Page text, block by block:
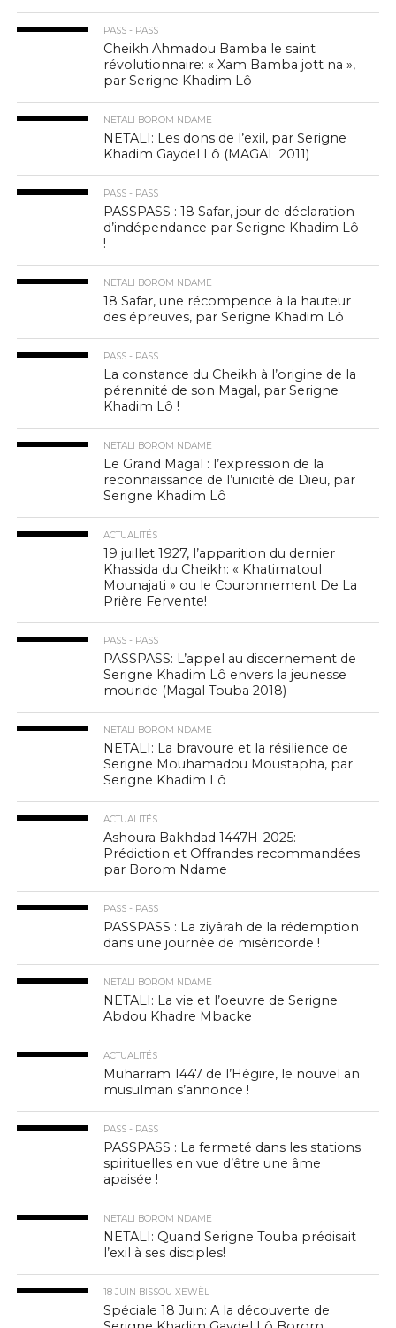
PASS - PASS
Cheikh Ahmadou Bamba le saint
révolutionnaire: « Xam Bamba jott na »,
par Serigne Khadim Lô
NETALI BOROM NDAME
NETALI: Les dons de l’exil, par Serigne
Khadim Gaydel Lô (MAGAL 2011)
PASS - PASS
PASSPASS : 18 Safar, jour de déclaration
d’indépendance par Serigne Khadim Lô
!
NETALI BOROM NDAME
18 Safar, une récompence à la hauteur
des épreuves, par Serigne Khadim Lô
PASS - PASS
La constance du Cheikh à l’origine de la
pérennité de son Magal, par Serigne
Khadim Lô !
NETALI BOROM NDAME
Le Grand Magal : l’expression de la
reconnaissance de l’unicité de Dieu, par
Serigne Khadim Lô
ACTUALITÉS
19 juillet 1927, l’apparition du dernier
Khassida du Cheikh: « Khatimatoul
Mounajati » ou le Couronnement De La
Prière Fervente!
PASS - PASS
PASSPASS: L’appel au discernement de
Serigne Khadim Lô envers la jeunesse
mouride (Magal Touba 2018)
NETALI BOROM NDAME
NETALI: La bravoure et la résilience de
Serigne Mouhamadou Moustapha, par
Serigne Khadim Lô
ACTUALITÉS
Ashoura Bakhdad 1447H-2025:
Prédiction et Offrandes recommandées
par Borom Ndame
PASS - PASS
PASSPASS : La ziyârah de la rédemption
dans une journée de miséricorde !
NETALI BOROM NDAME
NETALI: La vie et l’oeuvre de Serigne
Abdou Khadre Mbacke
ACTUALITÉS
Muharram 1447 de l’Hégire, le nouvel an
musulman s’annonce !
PASS - PASS
PASSPASS : La fermeté dans les stations
spirituelles en vue d’être une âme
apaisée !
NETALI BOROM NDAME
NETALI: Quand Serigne Touba prédisait
l’exil à ses disciples!
18 JUIN BISSOU XEWËL
Spéciale 18 Juin: A la découverte de